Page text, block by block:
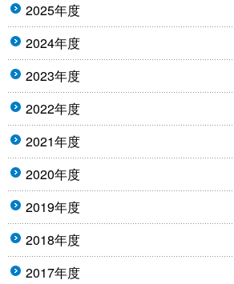
2025年度
2024年度
2023年度
2022年度
2021年度
2020年度
2019年度
2018年度
2017年度